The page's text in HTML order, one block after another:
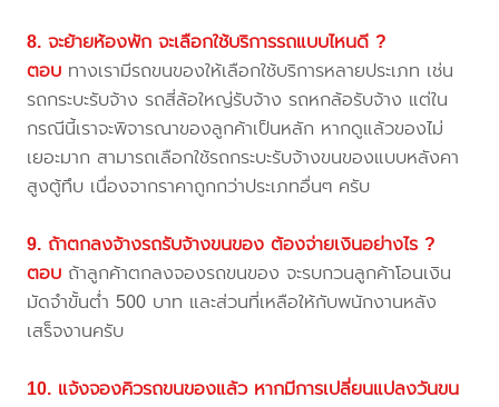
8. จะย้ายห้องพัก จะเลือกใช้บริการรถแบบไหนดี ?
ตอบ ทางเรามีรถขนของให้เลือกใช้บริการหลายประเภท เช่น
รถกระบะรับจ้าง รถสี่ล้อใหญ่รับจ้าง รถหกล้อรับจ้าง แต่ใน
กรณีนี้เราจะพิจารณาของลูกค้าเป็นหลัก หากดูแล้วของไม่
เยอะมาก สามารถเลือกใช้รถกระบะรับจ้างขนของแบบหลังคา
สูงตู้ทึบ เนื่องจากราคาถูกกว่าประเภทอื่นๆ ครับ
9. ถ้าตกลงจ้างรถรับจ้างขนของ ต้องจ่ายเงินอย่างไร ?
ตอบ ถ้าลูกค้าตกลงจองรถขนของ จะรบกวนลูกค้าโอนเงิน
มัดจำขั้นต่ำ 500 บาท และส่วนที่เหลือให้กับพนักงานหลัง
เสร็จงานครับ
10. แจ้งจองคิวรถขนของแล้ว หากมีการเปลี่ยนแปลงวันขน